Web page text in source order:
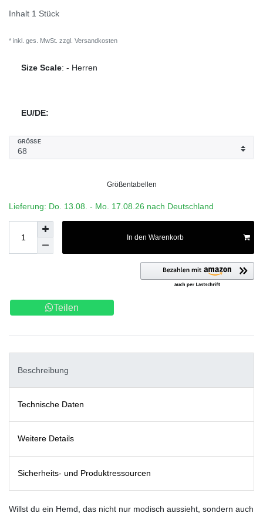
Inhalt 1 Stück
* inkl. ges. MwSt. zzgl. Versandkosten
Size Scale: - Herren
EU/DE:
GRÖSSE
Größentabellen
Lieferung: Do. 13.08. - Mo. 17.08.26 nach Deutschland
In den Warenkorb
Teilen
Beschreibung
Technische Daten
Weitere Details
Sicherheits- und Produktressourcen
Willst du ein Hemd, das nicht nur modisch aussieht, sondern auch